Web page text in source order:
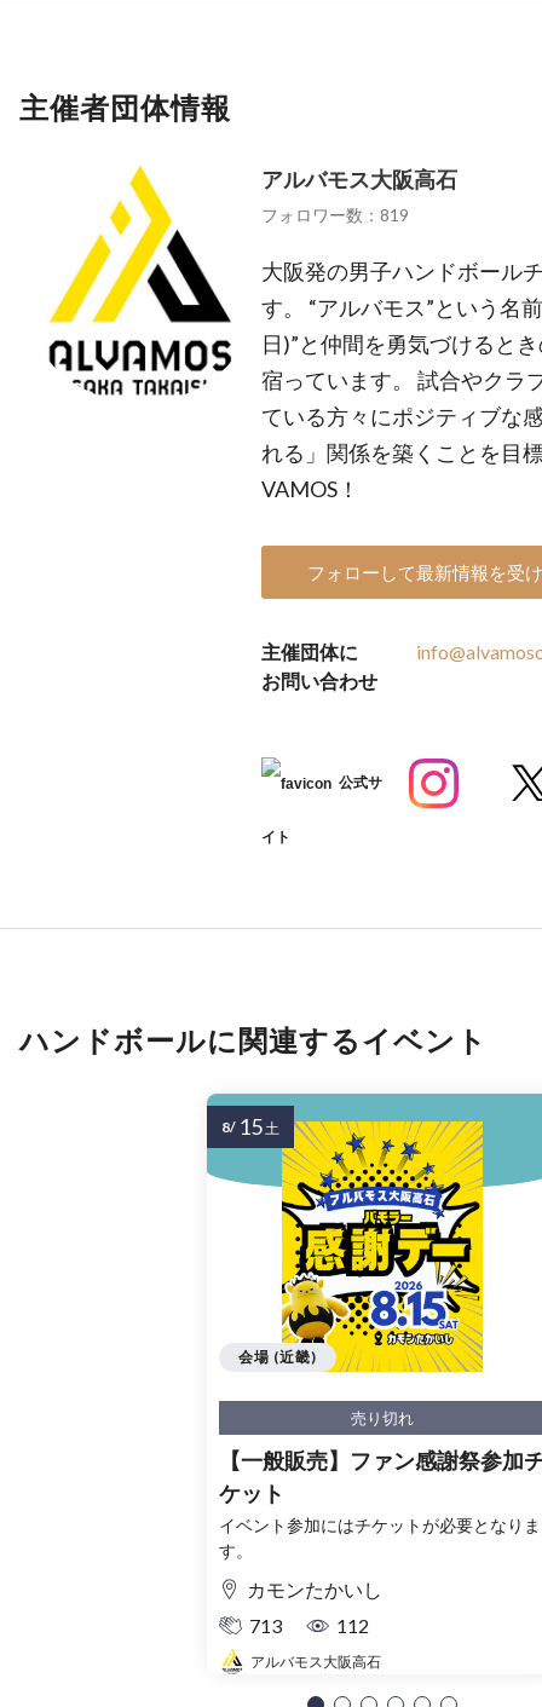
主催者団体情報
アルバモス大阪高石
フォロワー数：819
大阪発の男子ハンドボール
す。 “アルバモス”という名
日)”と仲間を勇気づけると
宿っています。 試合やクラ
ている方々にポジティブな
れる」関係を築くことを目
VAMOS！
フォローして最新情報を受
主催団体に
お問い合わせ
公式サ
イト
ハンドボールに関連するイベント
売り切れ
【一般販売】ファン感謝祭参加
ケット
イベント参加にはチケットが必要となりま
す。
カモンたかいし
713
112
アルバモス大阪高石
会場 (近畿)
8/ 15土